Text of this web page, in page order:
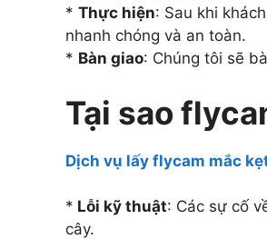
* Thực hiện: Sau khi
nhanh chóng và an toàn.
* Bàn giao: Chúng tôi sẽ
Tại sao
Dịch vụ lấy flycam mắc
* Lỗi kỹ thuật: Các sự cố
cây.